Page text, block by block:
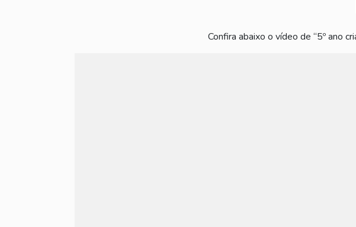
Confira abaixo o vídeo de “5º ano